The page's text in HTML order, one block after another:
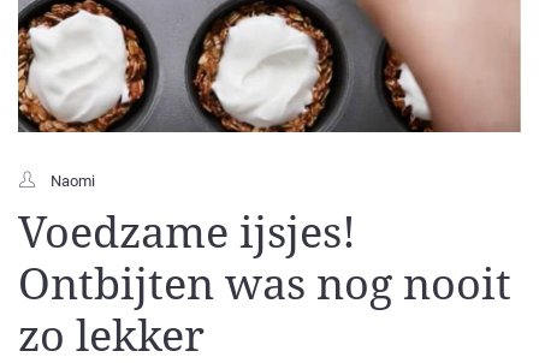
Naomi
Voedzame ijsjes!
Ontbijten was nog nooit
zo lekker